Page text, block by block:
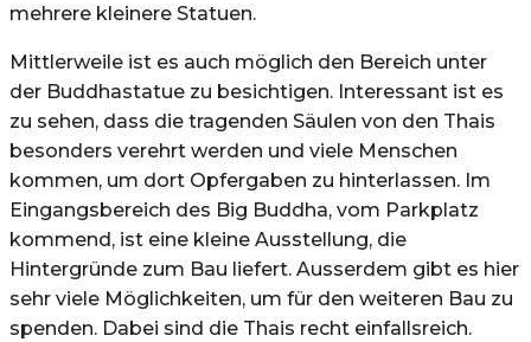
mehrere kleinere Statuen.
Mittlerweile ist es auch möglich den Bereich unter
der Buddhastatue zu besichtigen. Interessant ist es
zu sehen, dass die tragenden Säulen von den Thais
besonders verehrt werden und viele Menschen
kommen, um dort Opfergaben zu hinterlassen. Im
Eingangsbereich des Big Buddha, vom Parkplatz
kommend, ist eine kleine Ausstellung, die
Hintergründe zum Bau liefert. Ausserdem gibt es hier
sehr viele Möglichkeiten, um für den weiteren Bau zu
spenden. Dabei sind die Thais recht einfallsreich.